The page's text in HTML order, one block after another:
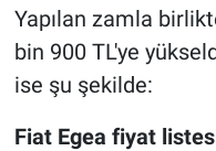
Yapılan zamla
bin 900 TL'ye
ise şu şekilde:
Fiat Egea fiyat